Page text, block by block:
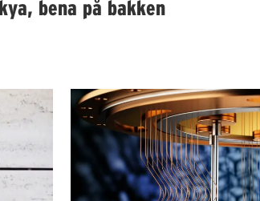
bena på bakken